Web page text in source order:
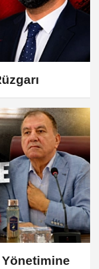
Yönetimine